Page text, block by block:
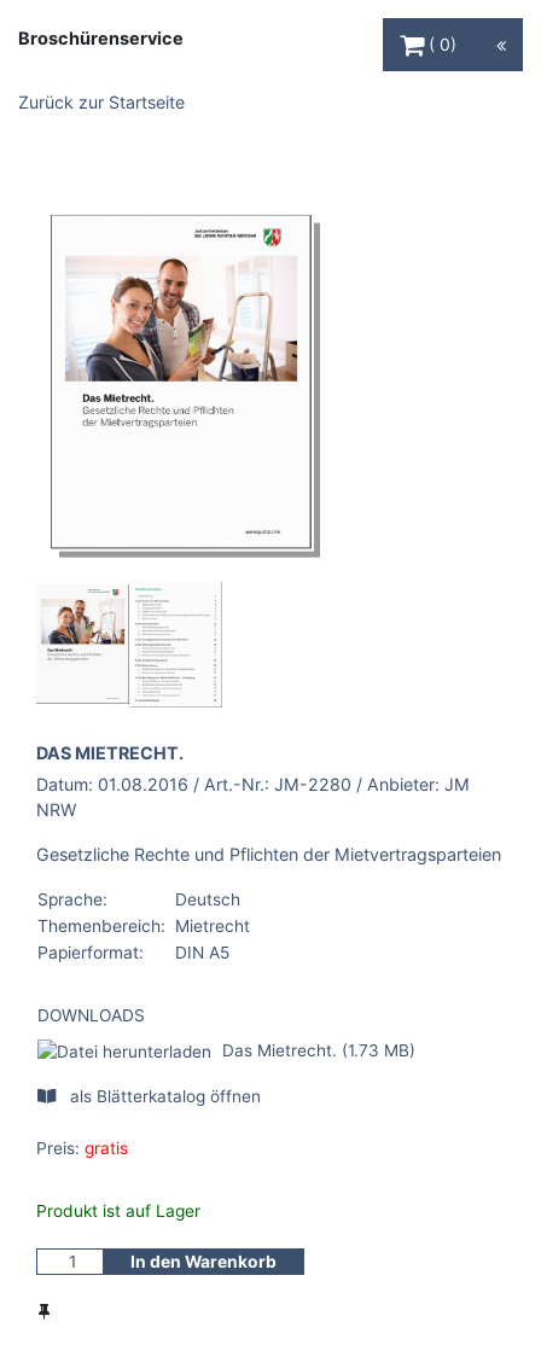
Broschürenservice
0
Zurück zur Startseite
BROSCHÜRE:
DAS MIETRECHT.
Datum: 01.08.2016 / Art.-Nr.: JM-2280 / Anbieter: JM
NRW
Gesetzliche Rechte und Pflichten der Mietvertragsparteien
Sprache:
Deutsch
Themenbereich:
Mietrecht
Papierformat:
DIN A5
DOWNLOADS
Das Mietrecht. (1.73 MB)
als Blätterkatalog öffnen
Preis: gratis
Produkt ist auf Lager
In den Warenkorb